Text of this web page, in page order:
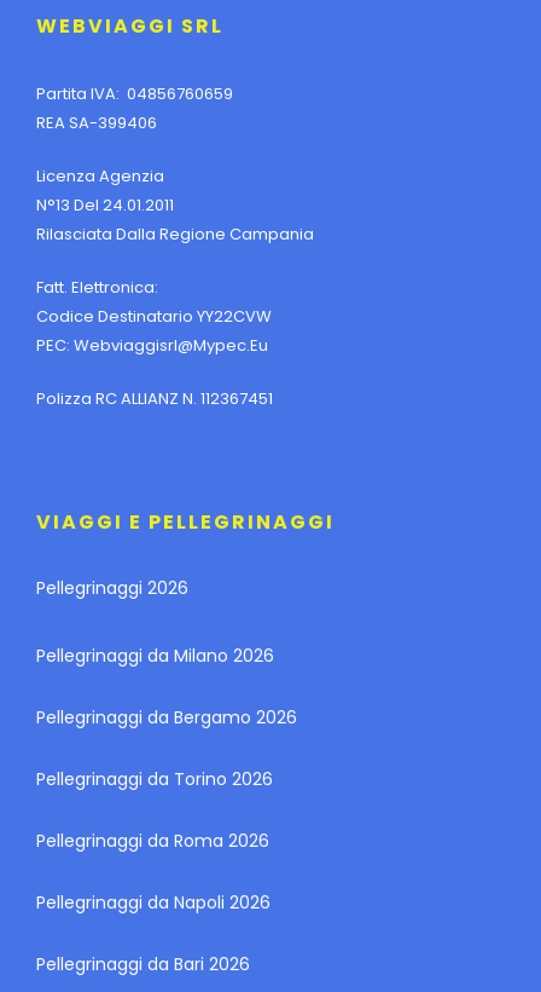
WEBVIAGGI SRL
Partita IVA: 04856760659
REA SA-399406
Licenza Agenzia
N°13 Del 24.01.2011
Rilasciata Dalla Regione Campania
Fatt. Elettronica:
Codice Destinatario YY22CVW
PEC: Webviaggisrl@mypec.eu
Polizza RC ALLIANZ N. 112367451
VIAGGI E PELLEGRINAGGI
Pellegrinaggi 2026
Pellegrinaggi da Milano 2026
Pellegrinaggi da Bergamo 2026
Pellegrinaggi da Torino 2026
Pellegrinaggi da Roma 2026
Pellegrinaggi da Napoli 2026
Pellegrinaggi da Bari 2026